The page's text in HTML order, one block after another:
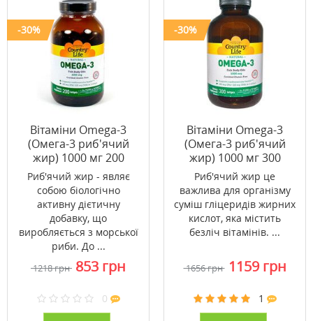
-30%
Вітаміни Omega-3
(Омега-3 риб'ячий
жир) 1000 мг 200
капсул ТМ Кантрі
Лайф / Country Life
Риб'ячий жир - являє
собою біологічно
активну дієтичну
добавку, що
виробляється з морської
риби. До ...
1218 грн 853 грн
0
-30%
Вітаміни Omega-3
(Омега-3 риб'ячий
жир) 1000 мг 300
капсул ТМ Кантрі
Лайф / Country Life
Риб'ячий жир це
важлива для організму
суміш гліцеридів жирних
кислот, яка містить
безліч вітамінів. ...
1656 грн 1159 грн
1